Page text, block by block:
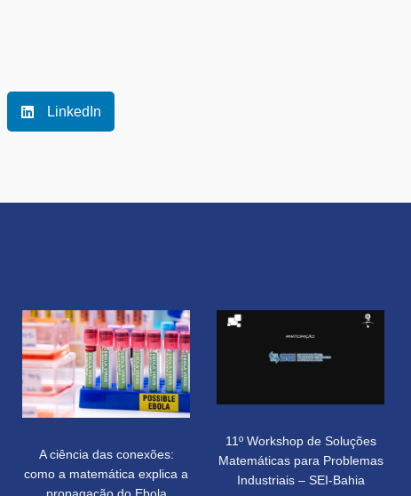
LinkedIn
A ciência das conexões:
como a matemática explica a
propagação do Ebola
11º Workshop de Soluções
Matemáticas para Problemas
Industriais – SEI-Bahia